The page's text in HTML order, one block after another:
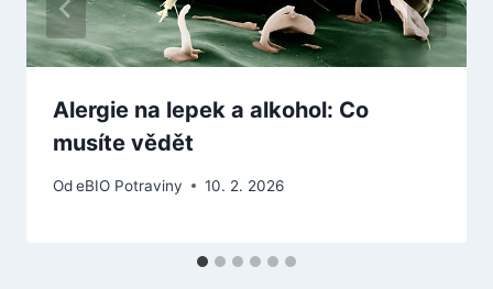
Alergie na lepek a alkohol: Co
musíte vědět
OdeBIO Potraviny 10. 2. 2026